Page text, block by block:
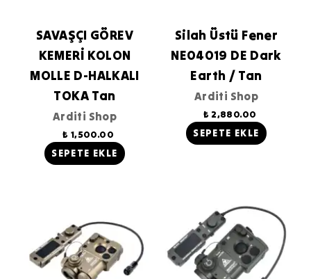
SAVAŞÇI GÖREV
KEMERİ KOLON
MOLLE D-HALKALI
TOKA Tan
Arditi Shop
₺ 1,500.00
SEPETE EKLE
Silah Üstü Fener
NE04019 DE Dark
Earth / Tan
Arditi Shop
₺ 2,880.00
SEPETE EKLE